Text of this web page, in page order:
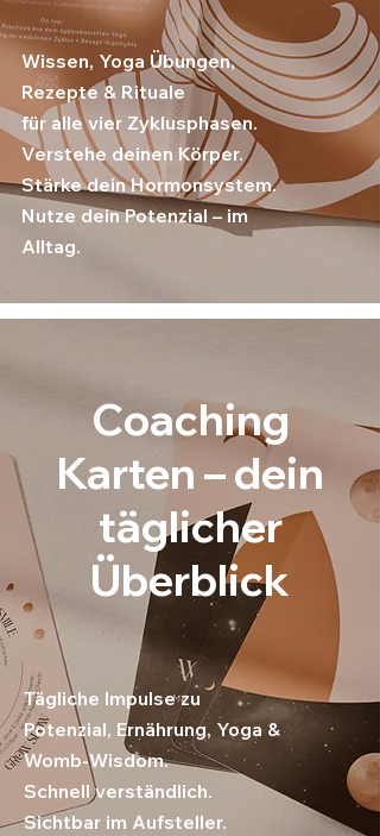
Wissen, Yoga Übungen,
Rezepte & Rituale
für alle vier Zyklusphasen.
Verstehe deinen Körper.
Stärke dein Hormonsystem.
Nutze dein Potenzial – im
Alltag.
Coaching
Karten – dein
täglicher
Überblick
Tägliche Impulse zu
Potenzial, Ernährung, Yoga &
Womb-Wisdom.
Schnell verständlich.
Sichtbar im Aufsteller.